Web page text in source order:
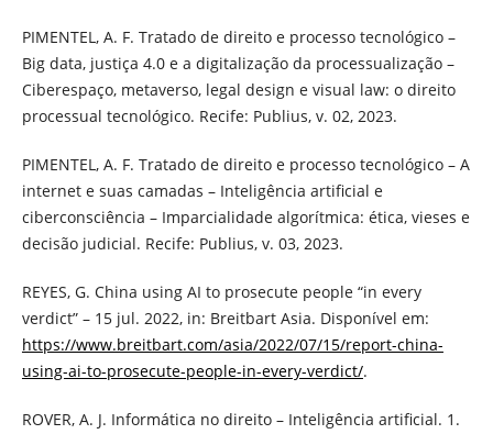
PIMENTEL, A. F. Tratado de direito e processo tecnológico –
Big data, justiça 4.0 e a digitalização da processualização –
Ciberespaço, metaverso, legal design e visual law: o direito
processual tecnológico. Recife: Publius, v. 02, 2023.
PIMENTEL, A. F. Tratado de direito e processo tecnológico – A
internet e suas camadas – Inteligência artificial e
ciberconsciência – Imparcialidade algorítmica: ética, vieses e
decisão judicial. Recife: Publius, v. 03, 2023.
REYES, G. China using AI to prosecute people “in every
verdict” – 15 jul. 2022, in: Breitbart Asia. Disponível em:
https://www.breitbart.com/asia/2022/07/15/report-china-
using-ai-to-prosecute-people-in-every-verdict/.
ROVER, A. J. Informática no direito – Inteligência artificial. 1.